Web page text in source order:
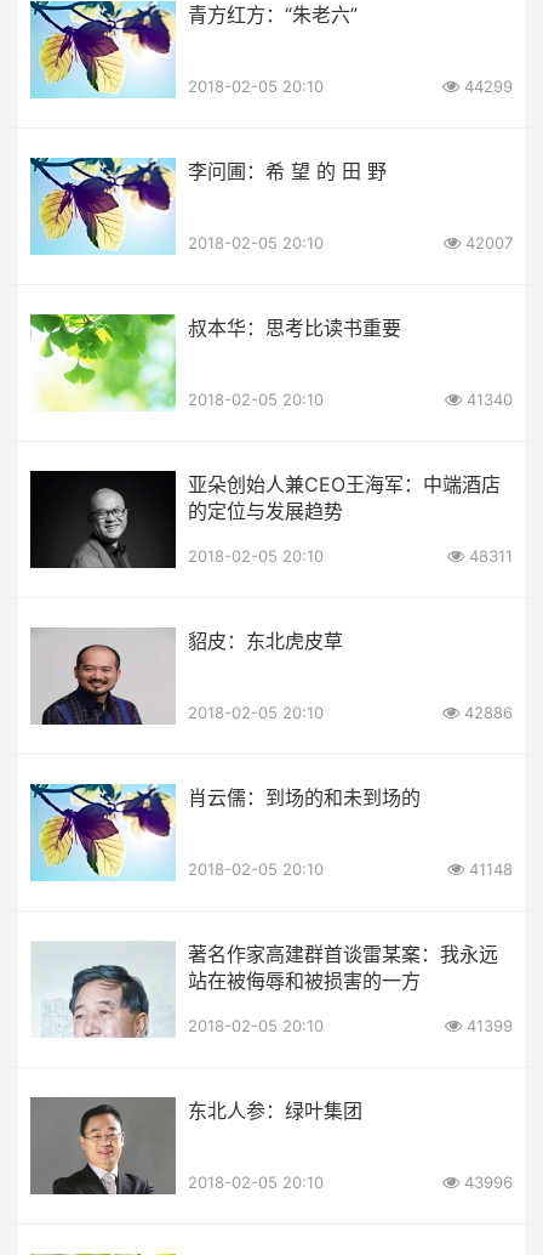
青方红方：“朱老六”
2018-02-05 20:10 44299
李问圃：希 望 的 田 野
2018-02-05 20:10 42007
叔本华：思考比读书重要
2018-02-05 20:10 41340
亚朵创始人兼CEO王海军：中端酒店
的定位与发展趋势
2018-02-05 20:10 48311
貂皮：东北虎皮草
2018-02-05 20:10 42886
肖云儒：到场的和未到场的
2018-02-05 20:10 41148
著名作家高建群首谈雷某案：我永远
站在被侮辱和被损害的一方
2018-02-05 20:10 41399
东北人参：绿叶集团
2018-02-05 20:10 43996